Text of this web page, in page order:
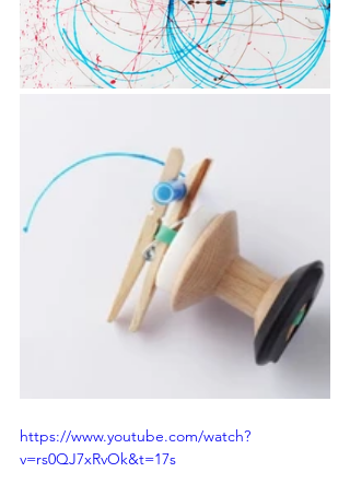
https://www.youtube.com/watch?
v=rs0QJ7xRvOk&t=17s